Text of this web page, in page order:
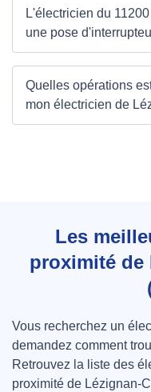
L'électricien du
une pose
Quelles opérations
mon électricien de
Les
proximité de
Vous recherchez un
demandez comment
Retrouvez la liste des
proximité de Lézignan-